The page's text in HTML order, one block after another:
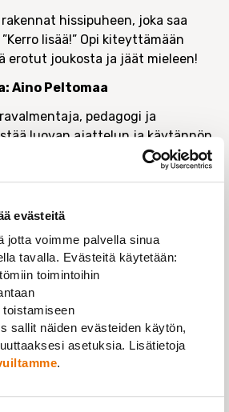
evästeitä
jotta voimme palvella sinua
tavalla. Evästeitä käytetään:
toimintoihin
toistamiseen
sallit näiden evästeiden käytön,
asetuksia. Lisätietoja
.
hissipuheen, joka saa
lisää!” Opi kiteyttämään
erotut joukosta ja jäät mieleen!
Aino Peltomaa
pedagogi ja
luovan ajattelun ja käytännön
tavalla. Hän on tukenut
ajan työnhakijoita ja
ja itsevarmuuden
TIEDOT